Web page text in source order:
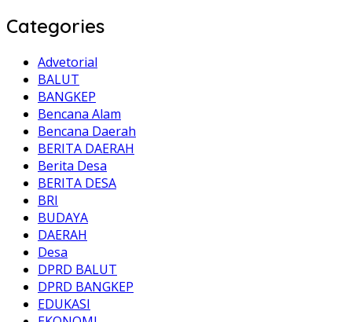
Categories
Advetorial
BALUT
BANGKEP
Bencana Alam
Bencana Daerah
BERITA DAERAH
Berita Desa
BERITA DESA
BRI
BUDAYA
DAERAH
Desa
DPRD BALUT
DPRD BANGKEP
EDUKASI